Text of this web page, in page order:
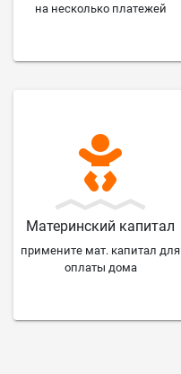
на несколько платежей
Материнский капитал
примените мат. капитал для
оплаты дома